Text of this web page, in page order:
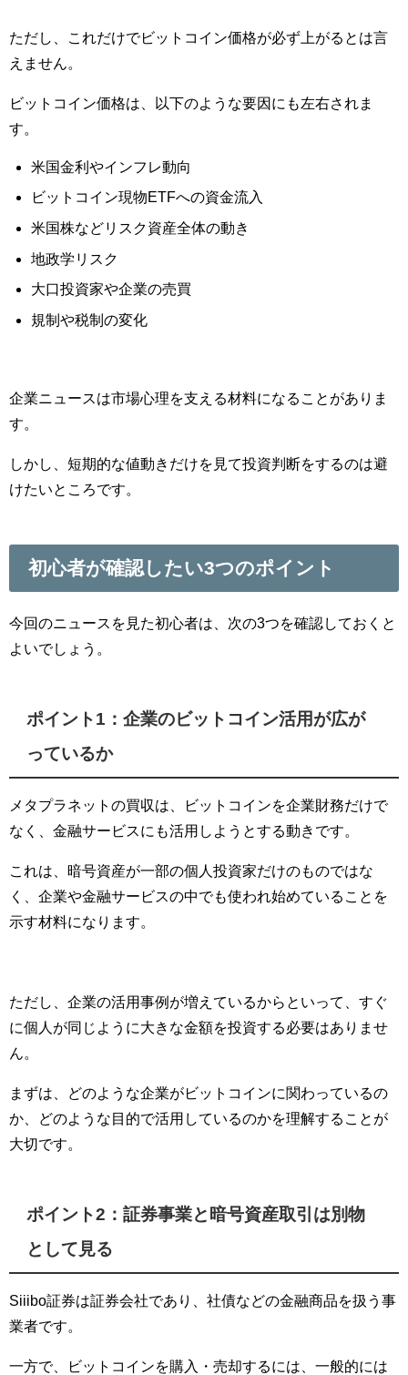
ただし、これだけでビットコイン価格が必ず上がるとは言
えません。
ビットコイン価格は、以下のような要因にも左右されま
す。
米国金利やインフレ動向
ビットコイン現物ETFへの資金流入
米国株などリスク資産全体の動き
地政学リスク
大口投資家や企業の売買
規制や税制の変化
企業ニュースは市場心理を支える材料になることがありま
す。
しかし、短期的な値動きだけを見て投資判断をするのは避
けたいところです。
初心者が確認したい3つのポイント
今回のニュースを見た初心者は、次の3つを確認しておくと
よいでしょう。
ポイント1：企業のビットコイン活用が広が
っているか
メタプラネットの買収は、ビットコインを企業財務だけで
なく、金融サービスにも活用しようとする動きです。
これは、暗号資産が一部の個人投資家だけのものではな
く、企業や金融サービスの中でも使われ始めていることを
示す材料になります。
ただし、企業の活用事例が増えているからといって、すぐ
に個人が同じように大きな金額を投資する必要はありませ
ん。
まずは、どのような企業がビットコインに関わっているの
か、どのような目的で活用しているのかを理解することが
大切です。
ポイント2：証券事業と暗号資産取引は別物
として見る
Siiibo証券は証券会社であり、社債などの金融商品を扱う事
業者です。
一方で、ビットコインを購入・売却するには、一般的には